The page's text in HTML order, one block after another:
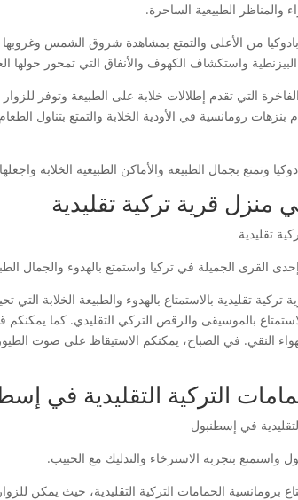
والمناظر الطبيعية الساحرة.
من الأعلى والتمتع بمشاهدة شروق الشمس وغروبها
واستكشاف الكهوف والأنفاق التي تمحور حولها
التي تقدم إطلالات خلابة على الطبيعة وتوفر
بنزهات رومانسية في الأودية الخلابة والتمتع بتناول
وتمتع بجمال الطبيعة والأماكن الطبيعية الخلابة
منزل قرية تركية تقليدية
القرى الجميلة في تركيا واستمتع بالهدوء والجمال
تقليدية بالاستمتاع بالهدوء والطبيعة الخلابة التي
بالموسيقى والرقص التركي التقليدي. كما يمكنكم
النقي. في الصباح، يمكنكم الاستيقاظ على صوت
التركية التقليدية في
بتجربة الاسترخاء والتدليك مع الحبيب.
الحمامات التركية التقليدية، حيث يمكن للزوار